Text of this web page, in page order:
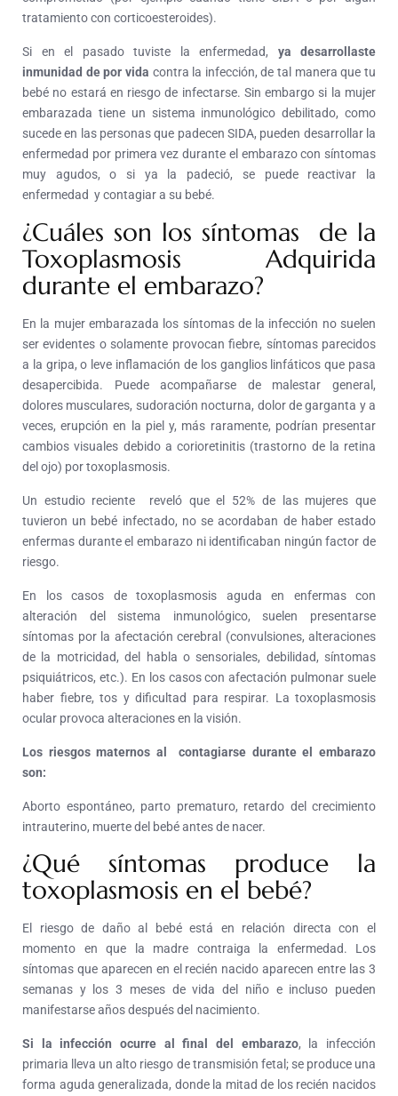
tratamiento con corticoesteroides).
Si en el pasado tuviste la enfermedad, ya desarrollaste
inmunidad de por vida contra la infección, de tal manera que tu
bebé no estará en riesgo de infectarse. Sin embargo si la mujer
embarazada tiene un sistema inmunológico debilitado, como
sucede en las personas que padecen SIDA, pueden desarrollar la
enfermedad por primera vez durante el embarazo con síntomas
muy agudos, o si ya la padeció, se puede reactivar la
enfermedad y contagiar a su bebé.
¿Cuáles son los síntomas de la
Toxoplasmosis Adquirida
durante el embarazo?
En la mujer embarazada los síntomas de la infección no suelen
ser evidentes o solamente provocan fiebre, síntomas parecidos
a la gripa, o leve inflamación de los ganglios linfáticos que pasa
desapercibida. Puede acompañarse de malestar general,
dolores musculares, sudoración nocturna, dolor de garganta y a
veces, erupción en la piel y, más raramente, podrían presentar
cambios visuales debido a corioretinitis (trastorno de la retina
del ojo) por toxoplasmosis.
Un estudio reciente reveló que el 52% de las mujeres que
tuvieron un bebé infectado, no se acordaban de haber estado
enfermas durante el embarazo ni identificaban ningún factor de
riesgo.
En los casos de toxoplasmosis aguda en enfermas con
alteración del sistema inmunológico, suelen presentarse
síntomas por la afectación cerebral (convulsiones, alteraciones
de la motricidad, del habla o sensoriales, debilidad, síntomas
psiquiátricos, etc.). En los casos con afectación pulmonar suele
haber fiebre, tos y dificultad para respirar. La toxoplasmosis
ocular provoca alteraciones en la visión.
Los riesgos maternos al contagiarse durante el embarazo
son:
Aborto espontáneo, parto prematuro, retardo del crecimiento
intrauterino, muerte del bebé antes de nacer.
¿Qué síntomas produce la
toxoplasmosis en el bebé?
El riesgo de daño al bebé está en relación directa con el
momento en que la madre contraiga la enfermedad. Los
síntomas que aparecen en el recién nacido aparecen entre las 3
semanas y los 3 meses de vida del niño e incluso pueden
manifestarse años después del nacimiento.
Si la infección ocurre al final del embarazo, la infección
primaria lleva un alto riesgo de transmisión fetal; se produce una
forma aguda generalizada, donde la mitad de los recién nacidos